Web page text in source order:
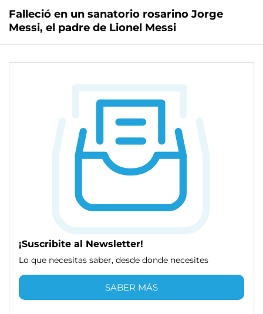
Falleció en un sanatorio rosarino Jorge
Messi, el padre de Lionel Messi
¡Suscribite al Newsletter!
Lo que necesitas saber, desde donde necesites
SABER MÁS